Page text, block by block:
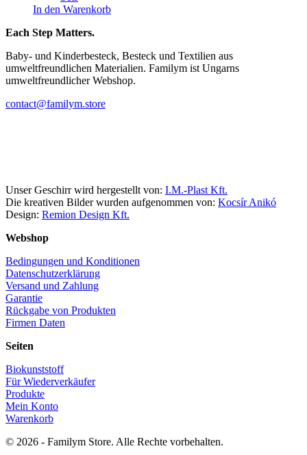
In den Warenkorb
Each Step Matters.
Baby- und Kinderbesteck, Besteck und Textilien aus
umweltfreundlichen Materialien. Familym ist Ungarns
umweltfreundlicher Webshop.
contact@familym.store
Unser Geschirr wird hergestellt von: I.M.-Plast Kft.
Die kreativen Bilder wurden aufgenommen von: Kocsír Anikó
Design: Remion Design Kft.
Webshop
Bedingungen und Konditionen
Datenschutzerklärung
Versand und Zahlung
Garantie
Rückgabe von Produkten
Firmen Daten
Seiten
Biokunststoff
Für Wiederverkäufer
Produkte
Mein Konto
Warenkorb
© 2026 - Familym Store. Alle Rechte vorbehalten.